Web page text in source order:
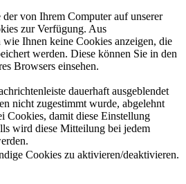
von Ihrem Computer auf unserer
zur Verfügung. Aus
Ihnen keine Cookies anzeigen, die
werden. Diese können Sie in den
Browsers einsehen.
dauerhaft ausgeblendet
nicht zugestimmt wurde, abgelehnt
Cookies, damit diese Einstellung
wird diese Mitteilung bei jedem
Cookies zu aktivieren/deaktivieren.